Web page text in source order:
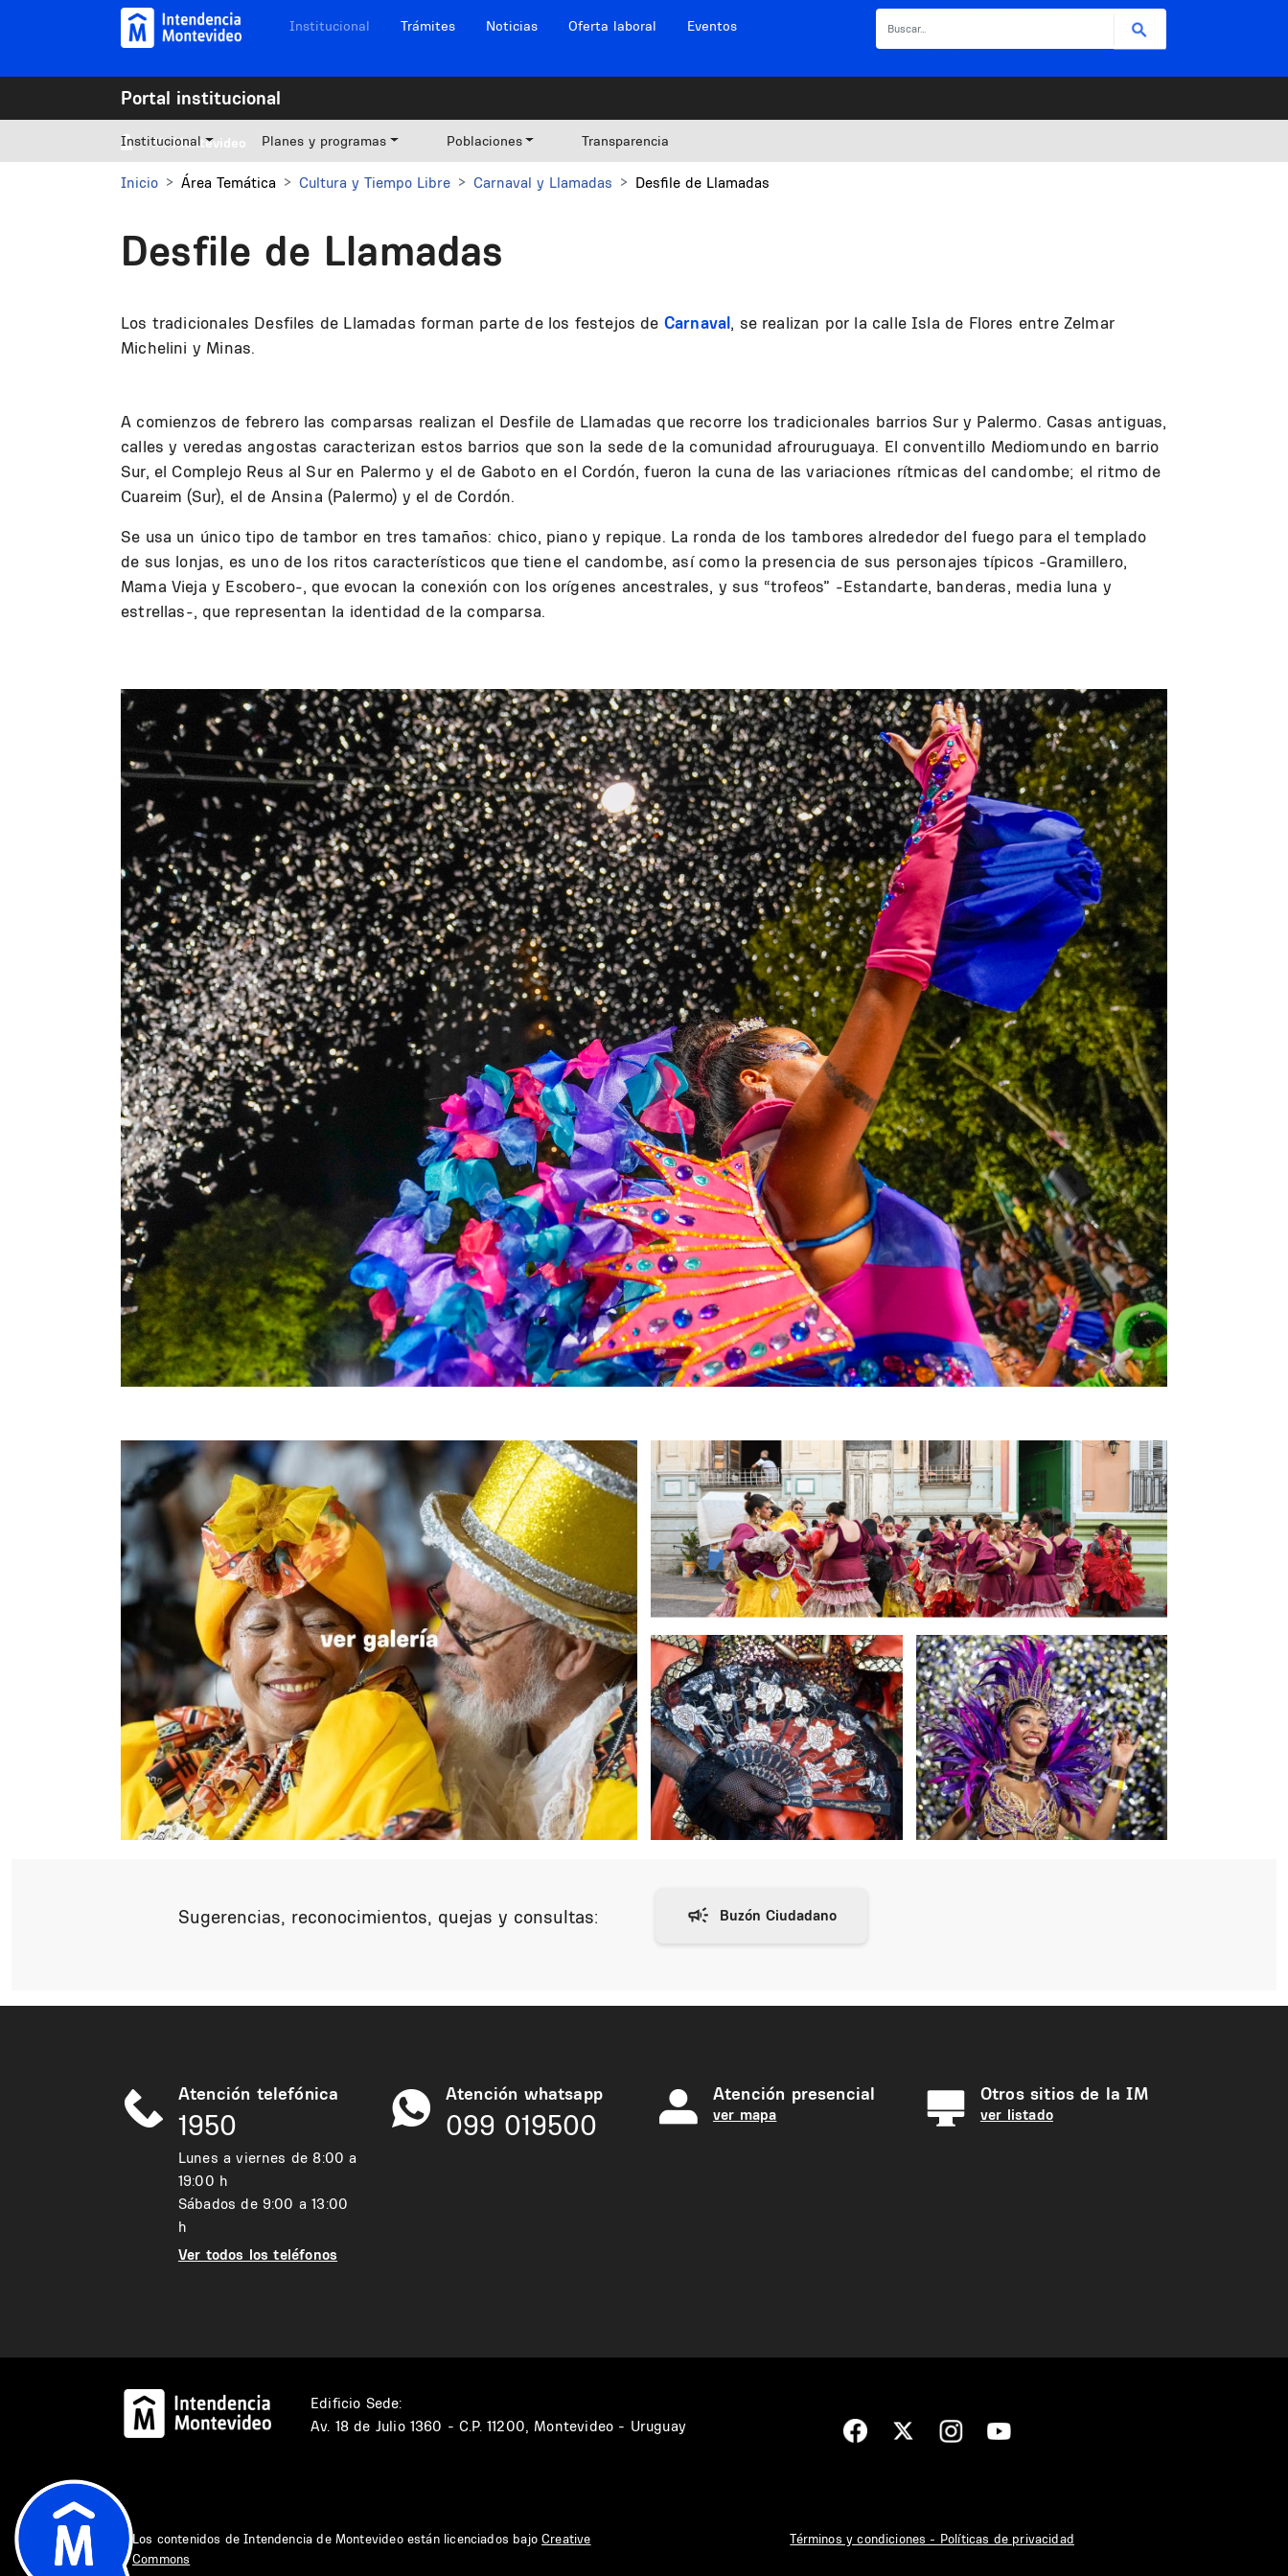
Pasar al contenido principal Navegación sitios
Institucional Trámites Noticias Oferta laboral Eventos
Portal institucional
Mi Montevideo
Institucional Planes y programas Poblaciones Transparencia
Inicio Área Temática Cultura y Tiempo Libre Carnaval y Llamadas Desfile de Llamadas
Desfile de Llamadas
Los tradicionales Desfiles de Llamadas forman parte de los festejos de Carnaval, se realizan por la calle Isla de Flores entre Zelmar
Michelini y Minas.
A comienzos de febrero las comparsas realizan el Desfile de Llamadas que recorre los tradicionales barrios Sur y Palermo. Casas antiguas,
calles y veredas angostas caracterizan estos barrios que son la sede de la comunidad afrouruguaya. El conventillo Mediomundo en barrio
Sur, el Complejo Reus al Sur en Palermo y el de Gaboto en el Cordón, fueron la cuna de las variaciones rítmicas del candombe; el ritmo de
Cuareim (Sur), el de Ansina (Palermo) y el de Cordón.
Se usa un único tipo de tambor en tres tamaños: chico, piano y repique. La ronda de los tambores alrededor del fuego para el templado
de sus lonjas, es uno de los ritos característicos que tiene el candombe, así como la presencia de sus personajes típicos -Gramillero,
Mama Vieja y Escobero-, que evocan la conexión con los orígenes ancestrales, y sus “trofeos” -Estandarte, banderas, media luna y
estrellas-, que representan la identidad de la comparsa.
Sugerencias, reconocimientos, quejas y consultas:
Atención telefónica
1950
Lunes a viernes de 8:00 a
19:00 h
Sábados de 9:00 a 13:00
h
Ver todos los teléfonos
Atención whatsapp
099 019500
Atención presencial
ver mapa
Otros sitios de la IM
ver listado
Edificio Sede:
Av. 18 de Julio 1360 - C.P. 11200, Montevideo - Uruguay
Los contenidos de Intendencia de Montevideo están licenciados bajoCreative
Commons
Términos y condiciones - Políticas de privacidad